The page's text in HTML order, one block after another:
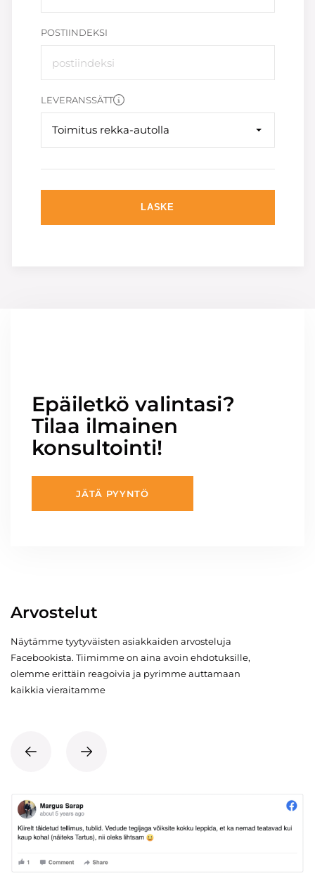
POSTIINDEKSI
LEVERANSSÄTT
Toimitus rekka-autolla
LASKE
Epäiletkö valintasi?
Tilaa ilmainen
konsultointi!
JÄTÄ PYYNTÖ
Arvostelut
Näytämme tyytyväisten asiakkaiden arvosteluja
Facebookista. Tiimimme on aina avoin ehdotuksille,
olemme erittäin reagoivia ja pyrimme auttamaan
kaikkia vieraitamme